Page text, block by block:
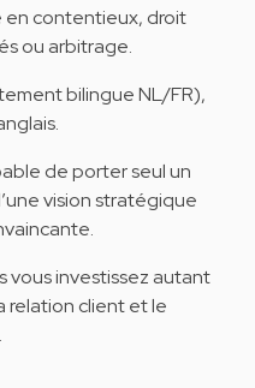
en contentieux, droit
ou arbitrage.
bilingue NL/FR),
de porter seul un
vision stratégique
vous investissez autant
relation client et le